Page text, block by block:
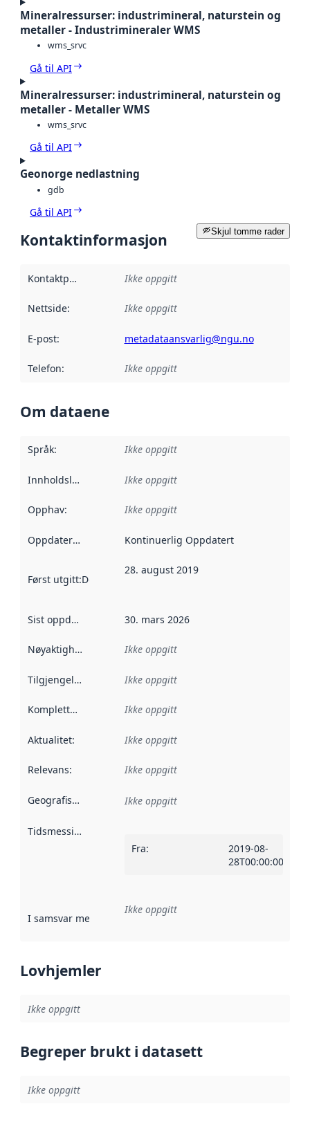
Mineralressurser: industrimineral, naturstein og
metaller - Industrimineraler WMS
wms_srvc
Gå til API
Mineralressurser: industrimineral, naturstein og
metaller - Metaller WMS
wms_srvc
Gå til API
Geonorge nedlastning
gdb
Gå til API
Skjul tomme rader
Kontaktinformasjon
Kontaktpunkt Ikke oppgitt
Nettside: Ikke oppgitt
E-post: metadataansvarlig@ngu.no
Telefon: Ikke oppgitt
Om dataene
Språk: Ikke oppgitt
Innholdsleverandører :
Ikke oppgitt
Opphav: Ikke oppgitt
Oppdateringsfrekvens :
Kontinuerlig Oppdatert
Først utgitt:Denne datoen sier når dataene i dette
28. august 2019
Sist oppdatert 30. mars 2026
Nøyaktighet Ikke oppgitt
Tilgjengelighet Ikke oppgitt
Kompletthet Ikke oppgitt
Aktualitet: Ikke oppgitt
Relevans: Ikke oppgitt
Geografisk avgrensning :
Ikke oppgitt
Tidsmessig avgrensning
Fra:
2019-08-
28T00:00:00Z
I samsvar med Referanse til en implementasjonsregel
Ikke oppgitt
Lovhjemler
Ikke oppgitt
Begreper brukt i datasett
Ikke oppgitt